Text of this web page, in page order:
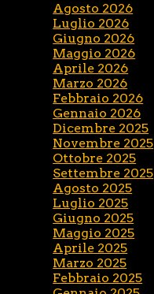
Agosto 2026
Luglio 2026
Giugno 2026
Maggio 2026
Aprile 2026
Marzo 2026
Febbraio 2026
Gennaio 2026
Dicembre 2025
Novembre 2025
Ottobre 2025
Settembre 2025
Agosto 2025
Luglio 2025
Giugno 2025
Maggio 2025
Aprile 2025
Marzo 2025
Febbraio 2025